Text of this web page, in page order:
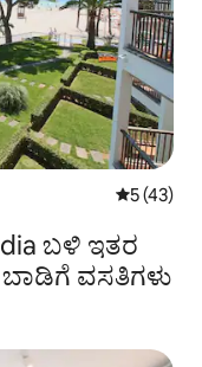
5 ರಲ್ಲಿ 5
5 (43)
ಬಳಿ ಇತರ
ವಸತಿಗಳು